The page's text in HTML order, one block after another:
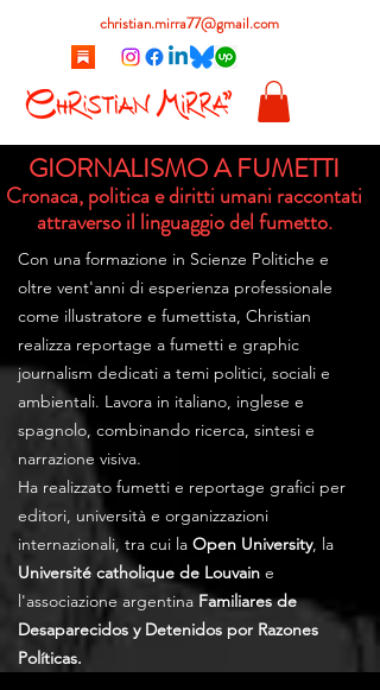
christian.mirra77@gmail.com
GIORNALISMO A FUMETTI
Cronaca, politica e diritti umani raccontati
attraverso il linguaggio del fumetto.
Con una formazione in Scienze Politiche e
oltre vent'anni di esperienza professionale
come illustratore e fumettista, Christian
realizza reportage a fumetti e graphic
journalism dedicati a temi politici, sociali e
ambientali. Lavora in italiano, inglese e
spagnolo, combinando ricerca, sintesi e
narrazione visiva.
Ha realizzato fumetti e reportage grafici per
editori, università e organizzazioni
internazionali, tra cui la Open University, la
Université catholique de Louvain e
l'associazione argentina Familiares de
Desaparecidos y Detenidos por Razones
Políticas.